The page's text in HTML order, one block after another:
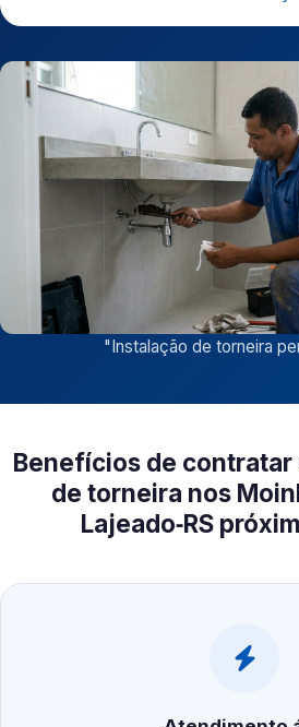
"Instalação de torneira
Benefícios de contratar
de torneira nos
Lajeado‑RS